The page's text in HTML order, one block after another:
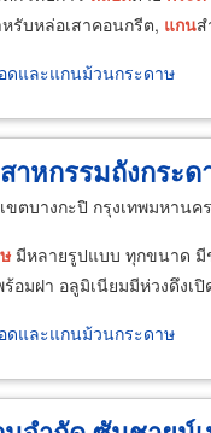
รับหล่อเสาคอนกรีต, แกน
ดและแกนม้วนกระดาษ
าหกรรมถังกระ
ขตบางกะปิ กรุงเทพมหานค
มีหลายรูปแบบ ทุกขนาด
อมฝา อลูมิเนียมมีห่วงดึงเ
ดและแกนม้วนกระดาษ